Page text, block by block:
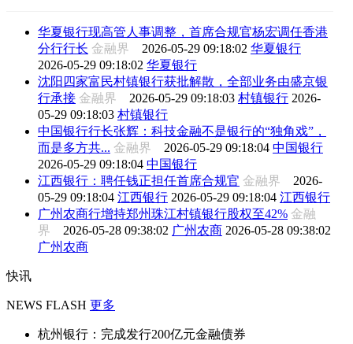
华夏银行现高管人事调整，首席合规官杨宏调任香港
分行行长 金融界 2026-05-29 09:18:02 华夏银行
2026-05-29 09:18:02 华夏银行
沈阳四家富民村镇银行获批解散，全部业务由盛京银
行承接 金融界 2026-05-29 09:18:03 村镇银行 2026-
05-29 09:18:03 村镇银行
中国银行行长张辉：科技金融不是银行的“独角戏”，
而是多方共... 金融界 2026-05-29 09:18:04 中国银行
2026-05-29 09:18:04 中国银行
江西银行：聘任钱正担任首席合规官 金融界 2026-
05-29 09:18:04 江西银行 2026-05-29 09:18:04 江西银行
广州农商行增持郑州珠江村镇银行股权至42% 金融
界 2026-05-28 09:38:02 广州农商 2026-05-28 09:38:02
广州农商
快讯
NEWS FLASH 更多
杭州银行：完成发行200亿元金融债券